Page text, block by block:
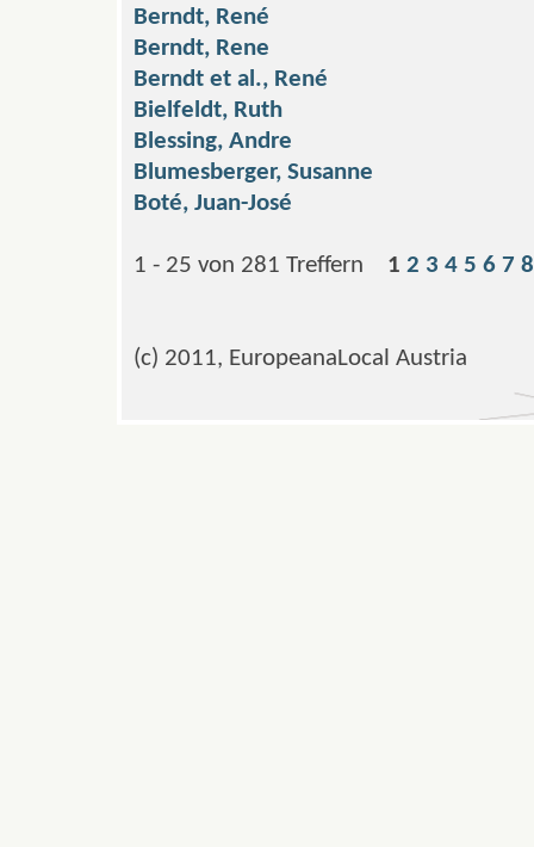
Berndt, René
Berndt, Rene
Berndt et al., René
Bielfeldt, Ruth
Blessing, Andre
Blumesberger, Susanne
Boté, Juan-José
1 - 25 von 281 Treffern 1 2 3 4 5 6 7 8
(c) 2011, EuropeanaLocal Austria